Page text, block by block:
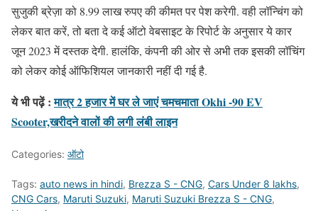
सुजुकी ब्रेज़ा को 8.99 लाख रुपए की कीमत पर पेश करेगी. वही लॉन्चिंग को
लेकर बात करें, तो बता दे कई ऑटो वेबसाइट के रिपोर्ट के अनुसार ये कार
जून 2023 में दस्तक देगी. हालंकि, कंपनी की ओर से अभी तक इसकी लॉचिंग
को लेकर कोई ऑफिशियल जानकारी नहीं दी गई है.
ये भी पढ़ें : मात्र 2 हजार में घर ले जाएं चमचमाता Okhi -90 EV
Scooter,खरीदने वालों की लगी लंबी लाइन
Categories: ऑटो
Tags: auto news in hindi, Brezza S - CNG, Cars Under 8 lakhs,
CNG Cars, Maruti Suzuki, Maruti Suzuki Brezza S - CNG,